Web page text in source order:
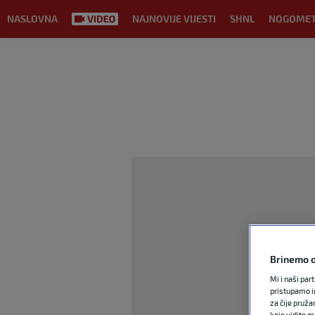
NASLOVNA NAJNOVIJE VIJESTI SHNL
Brinemo
Mi i naši
pristupamo
za čije